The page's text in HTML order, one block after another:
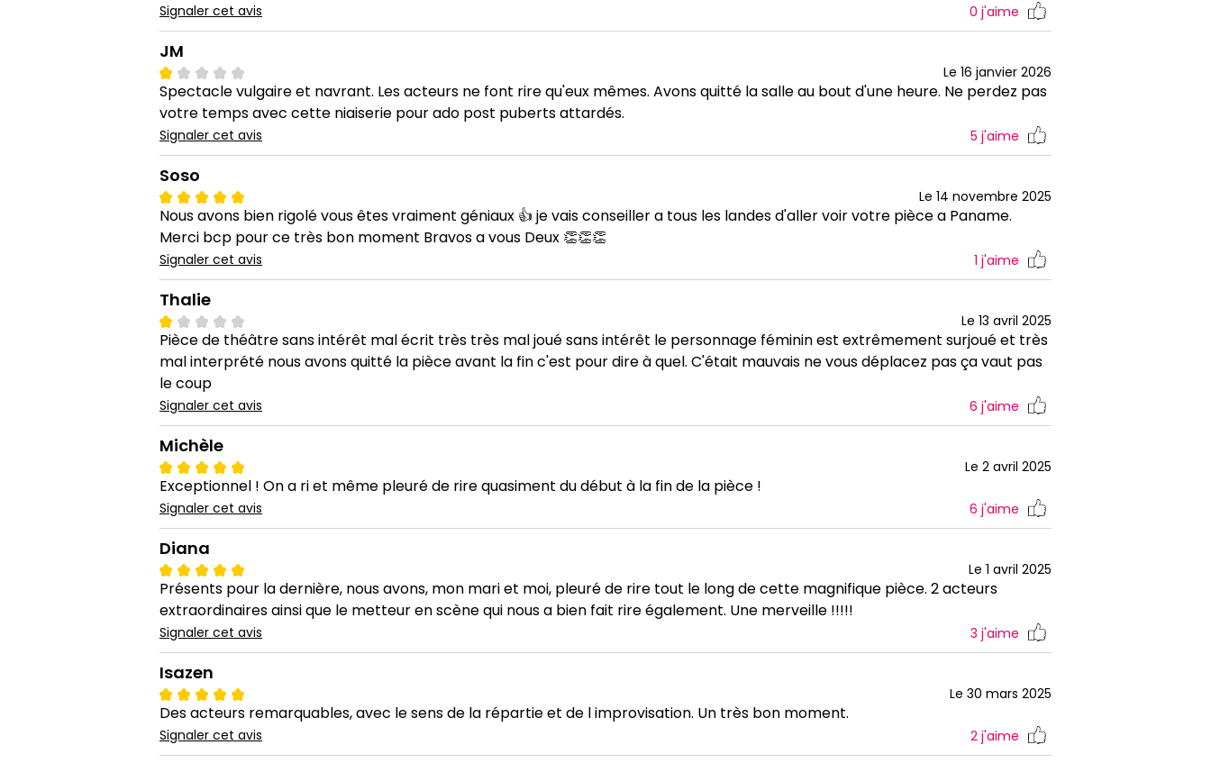
Signaler cet avis 0 j'aime
JM
Le 16 janvier 2026
Spectacle vulgaire et navrant. Les acteurs ne font rire qu'eux mêmes. Avons quitté la salle au bout d'une heure. Ne perdez pas
votre temps avec cette niaiserie pour ado post puberts attardés.
Signaler cet avis 5 j'aime
Soso
Le 14 novembre 2025
Nous avons bien rigolé vous êtes vraiment géniaux 👍 je vais conseiller a tous les landes d'aller voir votre pièce a Paname.
Merci bcp pour ce très bon moment Bravos a vous Deux 👏👏👏
Signaler cet avis 1 j'aime
Thalie
Le 13 avril 2025
Pièce de théâtre sans intérêt mal écrit très très mal joué sans intérêt le personnage féminin est extrêmement surjoué et très
mal interprété nous avons quitté la pièce avant la fin c'est pour dire à quel. C'était mauvais ne vous déplacez pas ça vaut pas
le coup
Signaler cet avis 6 j'aime
Michèle
Le 2 avril 2025
Exceptionnel ! On a ri et même pleuré de rire quasiment du début à la fin de la pièce !
Signaler cet avis 6 j'aime
Diana
Le 1 avril 2025
Présents pour la dernière, nous avons, mon mari et moi, pleuré de rire tout le long de cette magnifique pièce. 2 acteurs
extraordinaires ainsi que le metteur en scène qui nous a bien fait rire également. Une merveille !!!!!
Signaler cet avis 3 j'aime
Isazen
Le 30 mars 2025
Des acteurs remarquables, avec le sens de la répartie et de l improvisation. Un très bon moment.
Signaler cet avis 2 j'aime